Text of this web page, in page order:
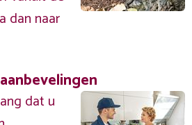
dan naar
dat u